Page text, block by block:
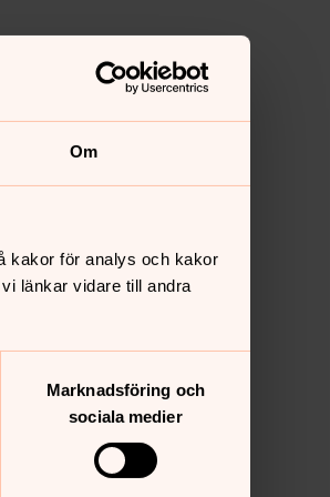
Om
kakor för analys och kakor
länkar vidare till andra
Marknadsföring och
sociala medier